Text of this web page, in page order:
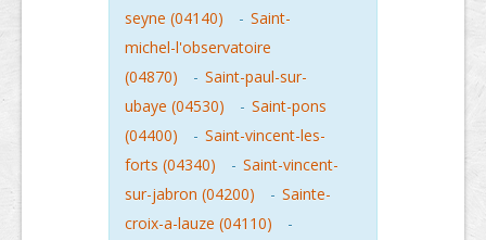
seyne (04140)
- Saint-
michel-l'observatoire
(04870)
- Saint-paul-sur-
ubaye (04530)
- Saint-pons
(04400)
- Saint-vincent-les-
forts (04340)
- Saint-vincent-
sur-jabron (04200)
- Sainte-
croix-a-lauze (04110)
-